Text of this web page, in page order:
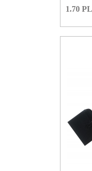
1.70